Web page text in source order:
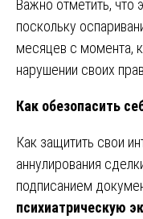
Важно отметить, что
поскольку
месяцев с момента,
нарушении своих прав.
Как обезопасить
Как защитить свои
аннулирования
подписанием
психиатрическую